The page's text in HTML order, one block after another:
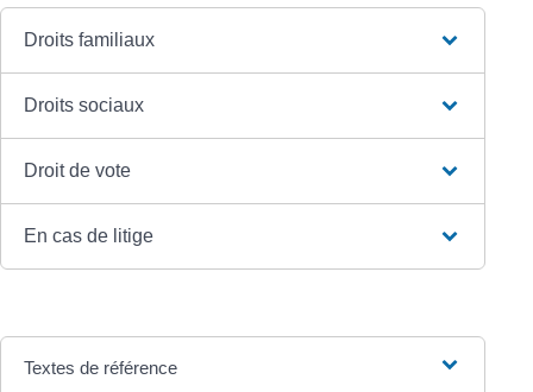
Droits familiaux
Droits sociaux
Droit de vote
En cas de litige
Textes de référence